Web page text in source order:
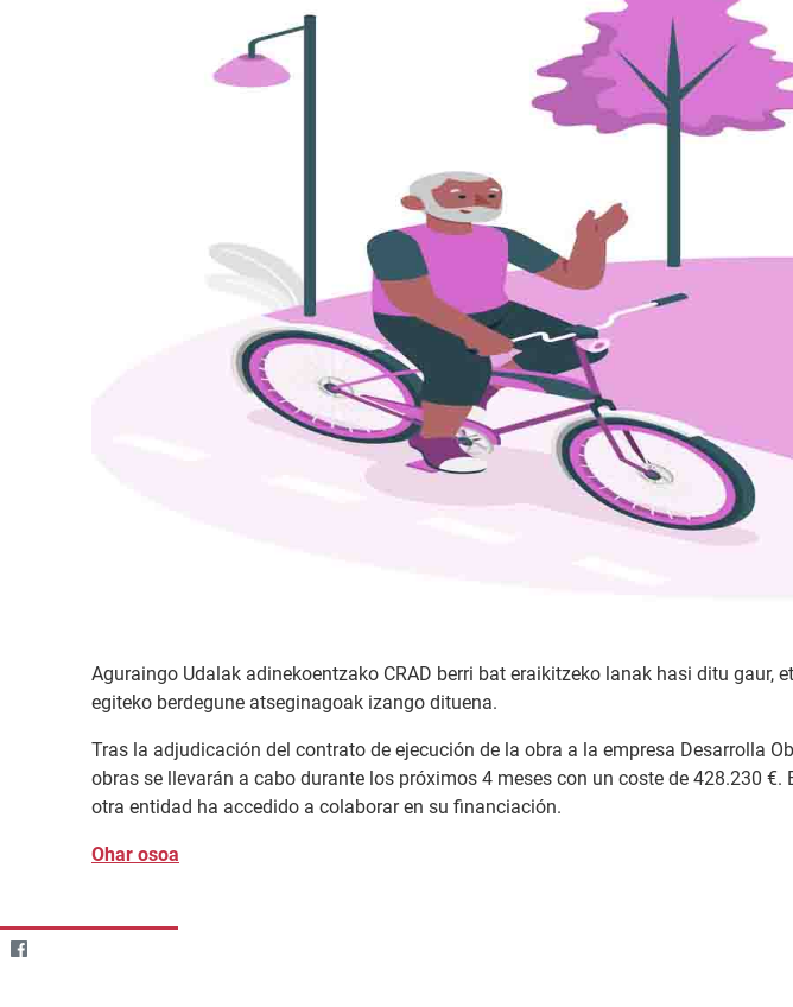
Aguraingo Udalak adinekoentzako CRAD berri bat eraikitzeko lanak hasi ditu
egiteko berdegune atseginagoak izango dituena.
Tras la adjudicación del contrato de ejecución de la obra a la empresa Desarrolla
obras se llevarán a cabo durante los próximos 4 meses con un coste de 428.230
otra entidad ha accedido a colaborar en su financiación.
Ohar osoa